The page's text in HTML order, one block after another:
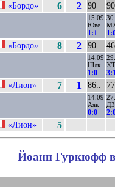
«Бордо» 6 2 90 90
15.09
Юве
1:1
«Бордо» 8 2 90
14.09
Шлк
1:0
«Лион» 7 1 86..
14.09
Аяк
0:0
«Лион» 5
Йоанн Гуркюфф в